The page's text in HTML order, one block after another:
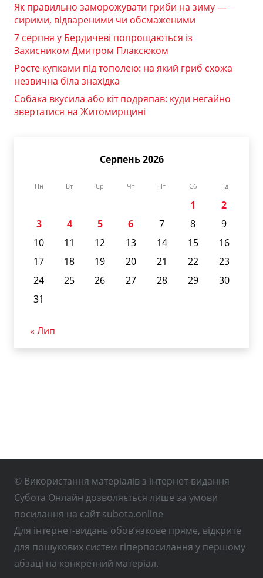
Як правильно заморожувати гриби на зиму —
сирими, відвареними чи обсмаженими
7 серпня у Бердичеві попрощаються із
Захисником Дмитром Плаксюком
Росте купками під тополею: на який гриб схожа
незвична біла знахідка
Собака вкусила або кіт подряпав: куди негайно
звертатися на Житомирщині
Серпень 2026
Пн Вт Ср Чт Пт Сб Нд
1
2
3
4 5 6 7 8
9
10
11 12 13 14 15
16
17
18 19 20 21 22
23
24
25 26 27 28 29
30
31
« Лип
© Використання матеріалів з інтернет-видання
Субота Онлайн дозволяється лише за умови
посилання на сайт subota.online
Для інтернет-видань обов’язкове пряме, відкрите
для пошукових систем гіперпосилання у першому
абзаці на конкретний матеріал.